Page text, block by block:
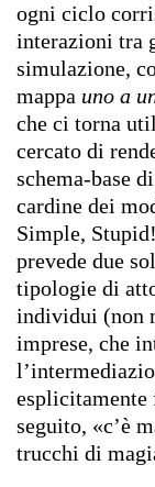
ogni ciclo
interazioni tra
simulazione,
mappa uno a
che ci torna
cercato di
schema-base
cardine dei
Simple,
prevede due
tipologie di
individui (non
imprese, che
esplicitamente
seguito, «c’è
trucchi di